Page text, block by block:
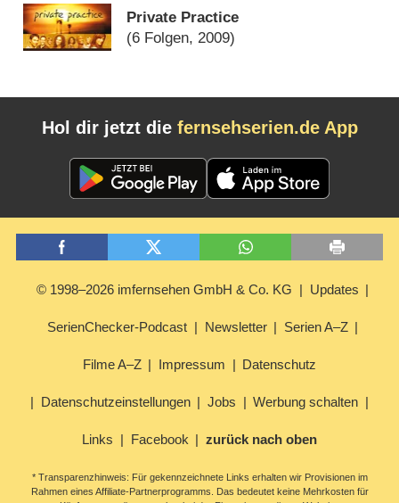
Private Practice
(6 Folgen, 2009)
Hol dir jetzt die fernsehserien.de App
© 1998–2026 imfernsehen GmbH & Co. KG Updates
SerienChecker-Podcast Newsletter Serien A–Z
Filme A–Z Impressum Datenschutz
Datenschutzeinstellungen Jobs Werbung schalten
Links Facebook zurück nach oben
* Transparenzhinweis: Für gekennzeichnete Links erhalten wir Provisionen im
Rahmen eines Affiliate-Partnerprogramms. Das bedeutet keine Mehrkosten für